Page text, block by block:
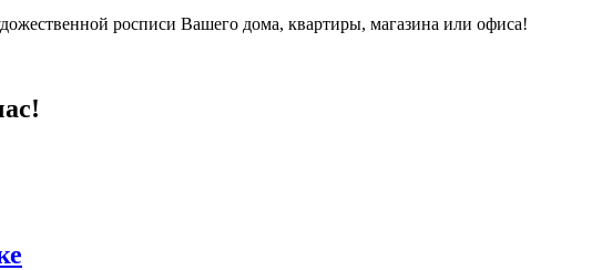
росписи Вашего дома, квартиры, магазина или офиса!